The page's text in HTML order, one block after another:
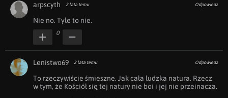
arpscyth 2 lata temu Odpowiedz
Nie no. Tyle to nie.
0
Lenistwo69 2 lata temu Odpowiedz
To rzeczywiście śmieszne. Jak cała ludzka natura. Rzecz
w tym, że Kościół się tej natury nie boi i jej nie przeinacza.